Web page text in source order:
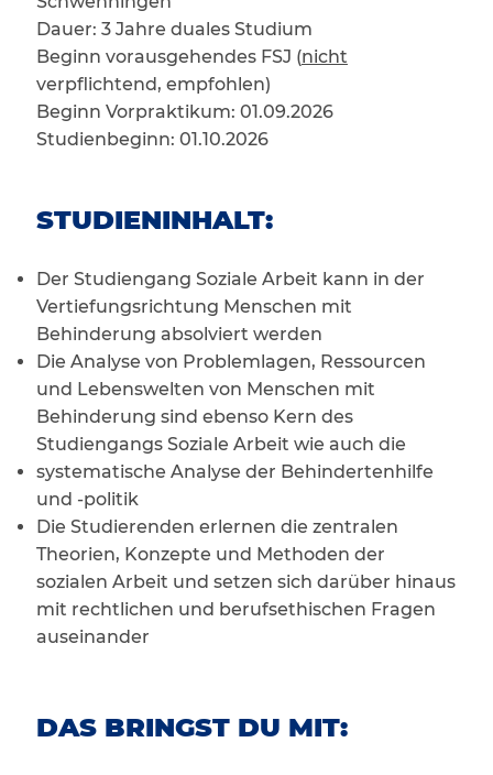
Dauer: 3 Jahre duales Studium
Beginn vorausgehendes FSJ (nicht
verpflichtend, empfohlen)
Beginn Vorpraktikum: 01.09.2026
Studienbeginn: 01.10.2026
STUDIENINHALT:
Der Studiengang Soziale Arbeit kann in der
Vertiefungsrichtung Menschen mit
Behinderung absolviert werden
Die Analyse von Problemlagen, Ressourcen
und Lebenswelten von Menschen mit
Behinderung sind ebenso Kern des
Studiengangs Soziale Arbeit wie auch die
systematische Analyse der Behindertenhilfe
und -politik
Die Studierenden erlernen die zentralen
Theorien, Konzepte und Methoden der
sozialen Arbeit und setzen sich darüber hinaus
mit rechtlichen und berufsethischen Fragen
auseinander
DAS BRINGST DU MIT: